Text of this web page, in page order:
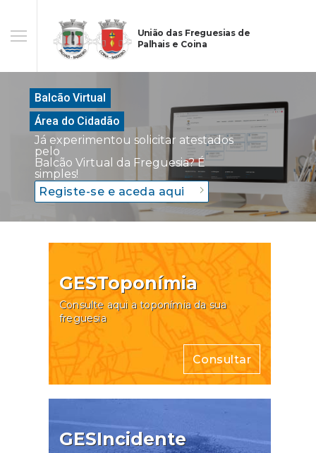
União das Freguesias de
Palhais e Coina
Balcão Virtual
Área do Cidadão
Já experimentou solicitar atestados
pelo
Balcão Virtual da Freguesia? É
simples!
Registe-se e aceda aqui
GESToponímia
Consulte aqui a toponímia da sua
freguesia
Consultar
GESIncidente